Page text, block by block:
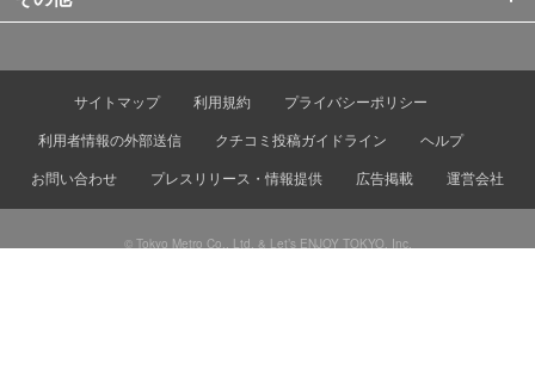
サイトマップ 利用規約
プライバシーポリシー
利用者情報の外部送信
クチコミ投稿ガイドライン
ヘルプ
お問い合わせ
プレスリリース・情報提供 広告掲載 運営会社
© Tokyo Metro Co., Ltd. & Let’s ENJOY TOKYO, Inc.